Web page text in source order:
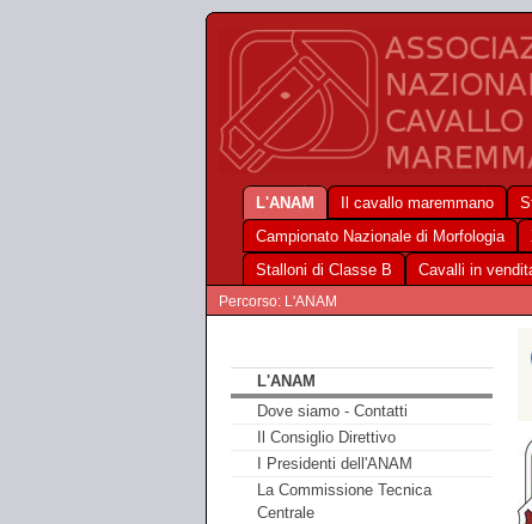
L'ANAM Il cavallo maremmano
Campionato Nazionale di Morfologia
Stalloni di Classe B
Cavalli in
Percorso: L'ANAM
L'ANAM
Dove siamo - Contatti
Il Consiglio Direttivo
I Presidenti dell'ANAM
La Commissione Tecnica
Centrale